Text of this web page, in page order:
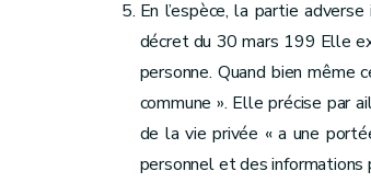
En l’espèce, la partie
décret du 30 mars 199 Elle
personne. Quand bien même
commune ». Elle précise par
de la vie privée « a une
personnel et des informations